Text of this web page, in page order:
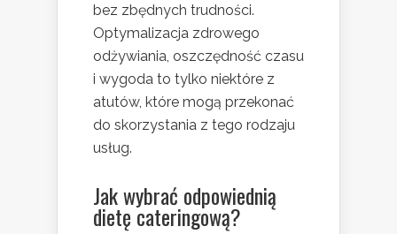
bez zbędnych trudności.
Optymalizacja zdrowego
odżywiania, oszczędność czasu
i wygoda to tylko niektóre z
atutów, które mogą przekonać
do skorzystania z tego rodzaju
usług.
Jak wybrać odpowiednią
dietę cateringową?